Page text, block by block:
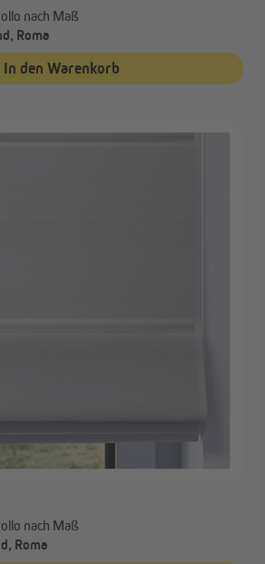
nach Maß
Roma
In den Warenkorb
nach Maß
Roma